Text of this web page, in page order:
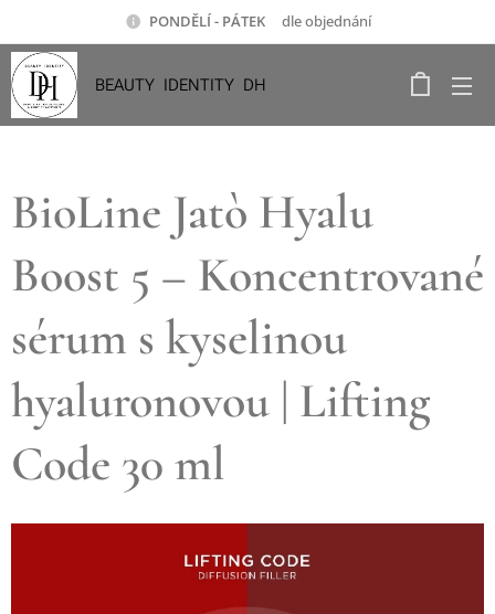
PONDĚLÍ - PÁTEK dle objednání
BEAUTY IDENTITY DH
BioLine Jatò Hyalu
Boost 5 – Koncentrované
sérum s kyselinou
hyaluronovou | Lifting
Code 30 ml